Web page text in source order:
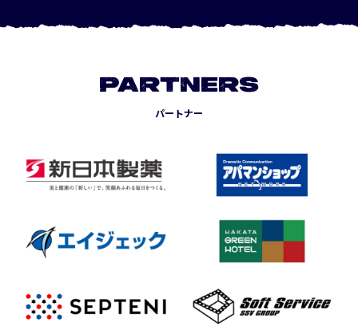
PARTNERS
パートナー